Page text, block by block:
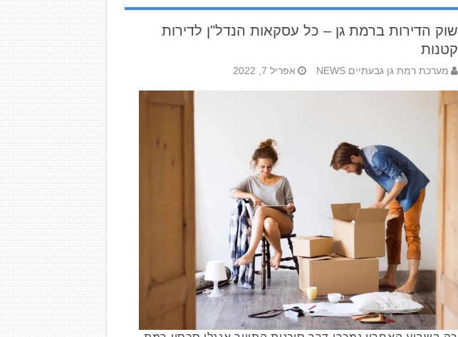
שוק הדירות ברמת גן – כל עסקאות הנדל"ן לדירות
קטנות
מערכת רמת גן גבעתיים NEWS אפריל 7, 2022